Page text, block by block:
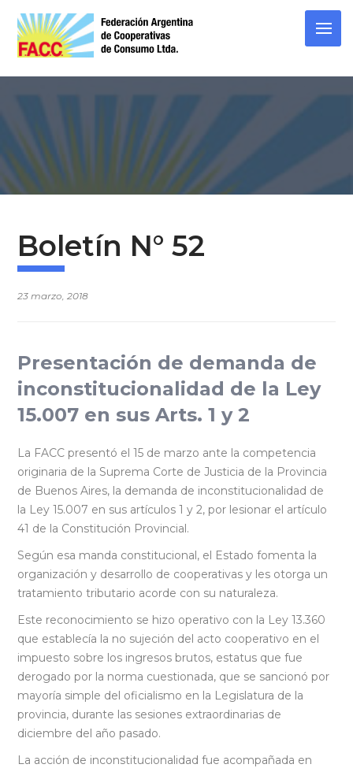
content
Boletín N° 52
23 marzo, 2018
Presentación de demanda de
inconstitucionalidad de la Ley
15.007 en sus Arts. 1 y 2
La FACC presentó el 15 de marzo ante la competencia
originaria de la Suprema Corte de Justicia de la Provincia
de Buenos Aires, la demanda de inconstitucionalidad de
la Ley 15.007 en sus artículos 1 y 2, por lesionar el artículo
41 de la Constitución Provincial.
Según esa manda constitucional, el Estado fomenta la
organización y desarrollo de cooperativas y les otorga un
tratamiento tributario acorde con su naturaleza.
Este reconocimiento se hizo operativo con la Ley 13.360
que establecía la no sujeción del acto cooperativo en el
impuesto sobre los ingresos brutos, estatus que fue
derogado por la norma cuestionada, que se sancionó por
mayoría simple del oficialismo en la Legislatura de la
provincia, durante las sesiones extraordinarias de
diciembre del año pasado.
La acción de inconstitucionalidad fue acompañada en